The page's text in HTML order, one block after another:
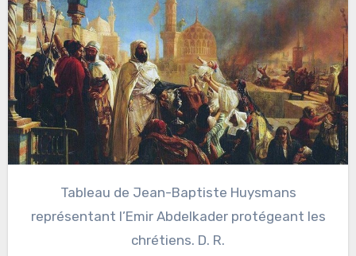
Tableau de Jean-Baptiste Huysmans
représentant l’Emir Abdelkader protégeant les
chrétiens. D. R.